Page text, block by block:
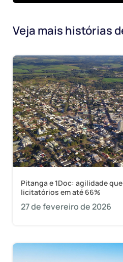
Veja mais histórias
Pitanga e 1Doc: agilidade
licitatórios em até 66%
27 de fevereiro de 2026